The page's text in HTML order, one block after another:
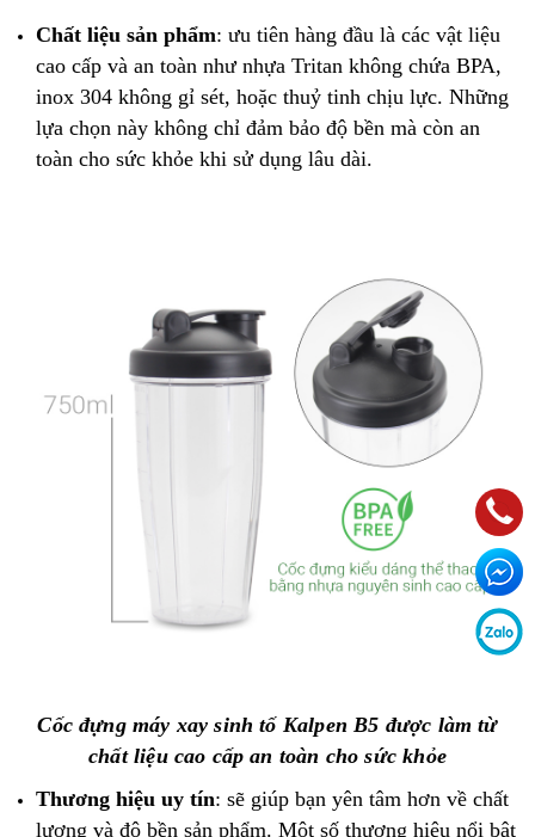
Chất liệu sản phẩm: ưu tiên hàng đầu là các vật liệu
cao cấp và an toàn như nhựa Tritan không chứa BPA,
inox 304 không gỉ sét, hoặc thuỷ tinh chịu lực. Những
lựa chọn này không chỉ đảm bảo độ bền mà còn an
toàn cho sức khỏe khi sử dụng lâu dài.
Cốc đựng máy xay sinh tố Kalpen B5 được làm từ
chất liệu cao cấp an toàn cho sức khỏe
Thương hiệu uy tín: sẽ giúp bạn yên tâm hơn về chất
lượng và độ bền sản phẩm. Một số thương hiệu nổi bật